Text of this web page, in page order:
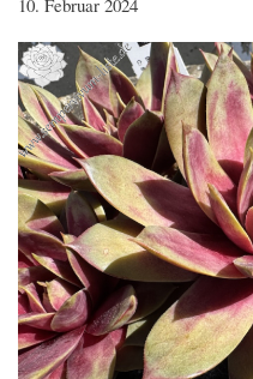
10. Februar 2024